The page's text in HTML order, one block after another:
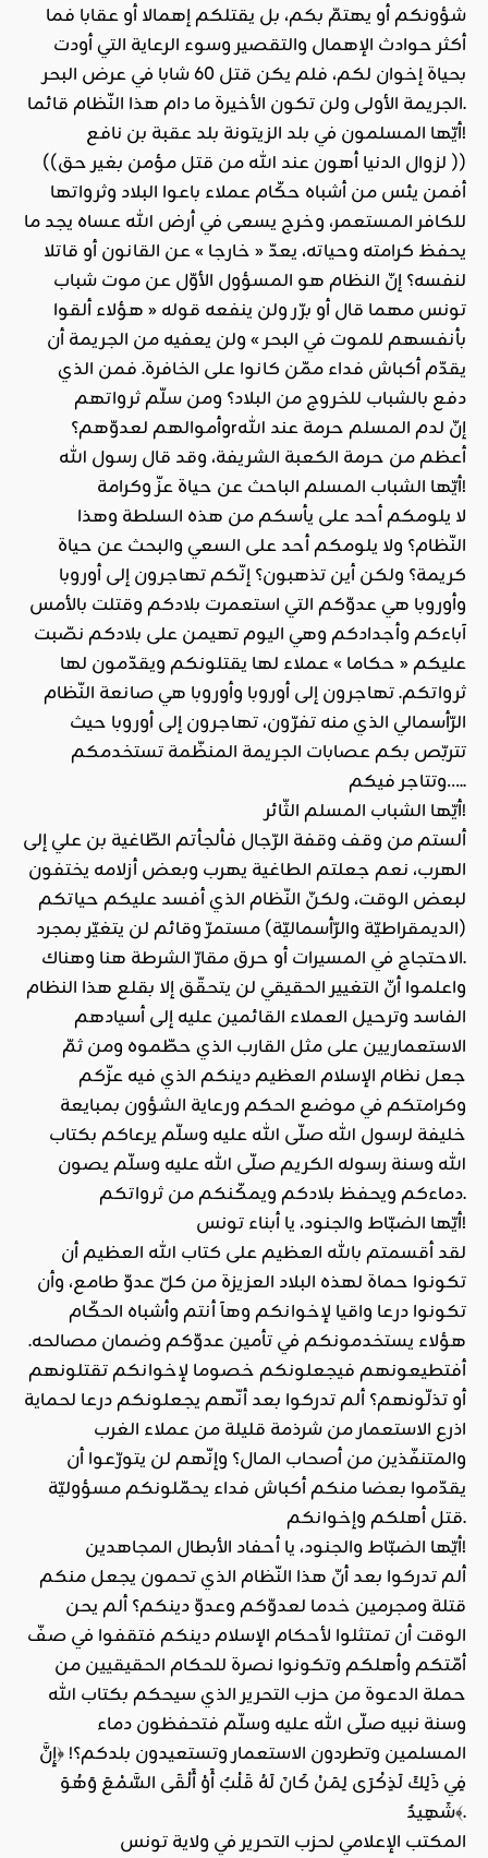
شؤونكم أو يهتمّ بكم، بل يقتلكم إهمالا أو عقابا فما
أكثر حوادث الإهمال والتقصير وسوء الرعاية التي أودت
بحياة إخوان لكم، فلم يكن قتل 60 شابا في عرض البحر
الجريمة الأولى ولن تكون الأخيرة ما دام هذا النّظام قائما.
أيّها المسلمون في بلد الزيتونة بلد عقبة بن نافع!
((لزوال الدنيا أهون عند الله من قتل مؤمن بغير حق ))
أفمن يئس من أشباه حكّام عملاء باعوا البلاد وثرواتها
للكافر المستعمر، وخرج يسعى في أرض الله عساه يجد ما
يحفظ كرامته وحياته، يعدّ « خارجا » عن القانون أو قاتلا
لنفسه؟ إنّ النظام هو المسؤول الأوّل عن موت شباب
تونس مهما قال أو برّر ولن ينفعه قوله « هؤلاء ألقوا
بأنفسهم للموت في البحر » ولن يعفيه من الجريمة أن
يقدّم أكباش فداء ممّن كانوا على الخافرة. فمن الذي
دفع بالشباب للخروج من البلاد؟ ومن سلّم ثرواتهم
وأموالهم لعدوّهم؟rإنّ لدم المسلم حرمة عند الله
أعظم من حرمة الكعبة الشريفة، وقد قال رسول الله
أيّها الشباب المسلم الباحث عن حياة عزّ وكرامة!
لا يلومكم أحد على يأسكم من هذه السلطة وهذا
النّظام؟ ولا يلومكم أحد على السعي والبحث عن حياة
كريمة؟ ولكن أين تذهبون؟ إنّكم تهاجرون إلى أوروبا
وأوروبا هي عدوّكم التي استعمرت بلادكم وقتلت بالأمس
آباءكم وأجدادكم وهي اليوم تهيمن على بلادكم نصّبت
عليكم « حكاما » عملاء لها يقتلونكم ويقدّمون لها
ثرواتكم. تهاجرون إلى أوروبا وأوروبا هي صانعة النّظام
الرّأسمالي الذي منه تفرّون، تهاجرون إلى أوروبا حيث
تتربّص بكم عصابات الجريمة المنظّمة تستخدمكم
وتتاجر فيكم…..
أيّها الشباب المسلم الثّائر!
ألستم من وقف وقفة الرّجال فألجأتم الطّاغية بن علي إلى
الهرب، نعم جعلتم الطاغية يهرب وبعض أزلامه يختفون
لبعض الوقت، ولكنّ النّظام الذي أفسد عليكم حياتكم
(الديمقراطيّة والرّأسماليّة) مستمرّ وقائم لن يتغيّر بمجرد
الاحتجاج في المسيرات أو حرق مقارّ الشرطة هنا وهناك.
واعلموا أنّ التغيير الحقيقي لن يتحقّق إلا بقلع هذا النظام
الفاسد وترحيل العملاء القائمين عليه إلى أسيادهم
الاستعماريين على مثل القارب الذي حطّموه ومن ثمّ
جعل نظام الإسلام العظيم دينكم الذي فيه عزّكم
وكرامتكم في موضع الحكم ورعاية الشؤون بمبايعة
خليفة لرسول الله صلّى الله عليه وسلّم يرعاكم بكتاب
الله وسنة رسوله الكريم صلّى الله عليه وسلّم يصون
دماءكم ويحفظ بلادكم ويمكّنكم من ثرواتكم.
أيّها الضبّاط والجنود، يا أبناء تونس!
لقد أقسمتم بالله العظيم على كتاب الله العظيم أن
تكونوا حماة لهذه البلاد العزيزة من كلّ عدوّ طامع، وأن
تكونوا درعا واقيا لإخوانكم وهآ أنتم وأشباه الحكّام
هؤلاء يستخدمونكم في تأمين عدوّكم وضمان مصالحه.
أفتطيعونهم فيجعلونكم خصوما لإخوانكم تقتلونهم
أو تذلّونهم؟ ألم تدركوا بعد أنّهم يجعلونكم درعا لحماية
اذرع الاستعمار من شرذمة قليلة من عملاء الغرب
والمتنفّذين من أصحاب المال؟ وإنّهم لن يتورّعوا أن
يقدّموا بعضا منكم أكباش فداء يحمّلونكم مسؤوليّة
قتل أهلكم وإخوانكم.
أيّها الضبّاط والجنود، يا أحفاد الأبطال المجاهدين!
ألم تدركوا بعد أنّ هذا النّظام الذي تحمون يجعل منكم
قتلة ومجرمين خدما لعدوّكم وعدوّ دينكم؟ ألم يحن
الوقت أن تمتثلوا لأحكام الإسلام دينكم فتقفوا في صفّ
أمّتكم وأهلكم وتكونوا نصرة للحكام الحقيقيين من
حملة الدعوة من حزب التحرير الذي سيحكم بكتاب الله
وسنة نبيه صلّى الله عليه وسلّم فتحفظون دماء
المسلمين وتطردون الاستعمار وتستعيدون بلدكم؟! ﴿إِنَّ
فِي ذَلِكَ لَذِكْرَى لِمَنْ كَانَ لَهُ قَلْبٌ أَوْ أَلْقَى السَّمْعَ وَهُوَ
شَهِيدٌ﴾.
المكتب الإعلامي لحزب التحرير في ولاية تونس